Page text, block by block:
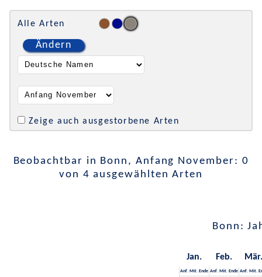
Alle Arten
Ändern
Zeige auch ausgestorbene Arten
Beobachtbar in Bonn, Anfang November: 0
von 4 ausgewählten Arten
Bonn:
Jan. Feb. Mär.
Anf. Mit. Ende Anf. Mit. Ende Anf. Mit.